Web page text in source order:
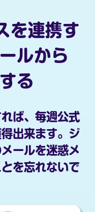
を連携す
ルから
る
ば、毎週公式
出来ます。ジ
ールを迷惑メ
を忘れないで